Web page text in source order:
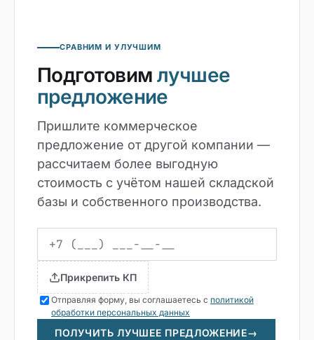
СРАВНИМ И УЛУЧШИМ
Подготовим лучшее
предложение
Пришлите коммерческое
предложение от другой компании —
рассчитаем более выгодную
стоимость с учётом нашей складской
базы и собственного производства.
Прикрепить КП
Отправляя форму, вы соглашаетесь с политикой
обработки персональных данных
ПОЛУЧИТЬ ЛУЧШЕЕ ПРЕДЛОЖЕНИЕ→